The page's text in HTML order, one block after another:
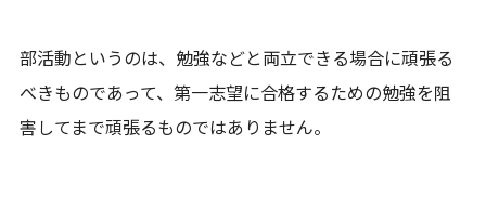
部活動というのは、勉強などと両立できる場合に頑張る
べきものであって、第一志望に合格するための勉強を阻
害してまで頑張るものではありません。